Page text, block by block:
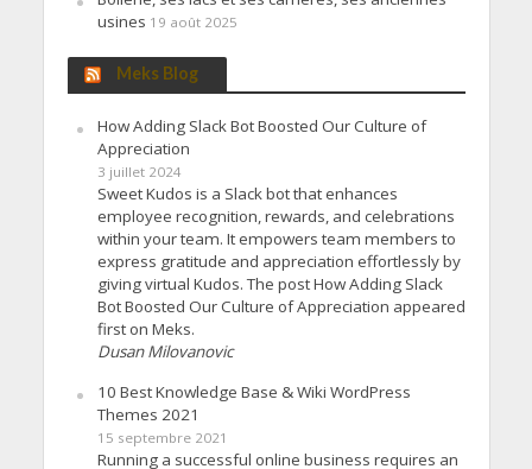
usines 19 août 2025
Meks Blog
How Adding Slack Bot Boosted Our Culture of
Appreciation
3 juillet 2024
Sweet Kudos is a Slack bot that enhances
employee recognition, rewards, and celebrations
within your team. It empowers team members to
express gratitude and appreciation effortlessly by
giving virtual Kudos. The post How Adding Slack
Bot Boosted Our Culture of Appreciation appeared
first on Meks.
Dusan Milovanovic
10 Best Knowledge Base & Wiki WordPress
Themes 2021
15 septembre 2021
Running a successful online business requires an